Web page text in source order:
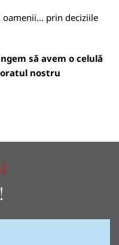
prin deciziile
să avem o celulă
nostru